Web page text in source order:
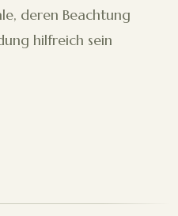
deren Beachtung
hilfreich sein